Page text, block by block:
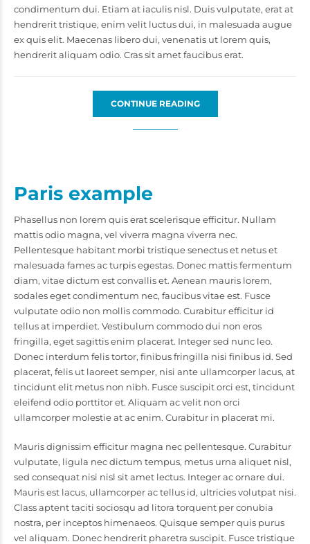
condimentum dui. Etiam at iaculis nisl. Duis vulputate, erat at
hendrerit tristique, enim velit luctus dui, in malesuada augue
ex quis elit. Maecenas libero dui, venenatis ut lorem quis,
hendrerit aliquam odio. Cras sit amet faucibus erat.
CONTINUE READING
Paris example
Phasellus non lorem quis erat scelerisque efficitur. Nullam
mattis odio magna, vel viverra magna viverra nec.
Pellentesque habitant morbi tristique senectus et netus et
malesuada fames ac turpis egestas. Donec mattis fermentum
diam, vitae dictum est convallis et. Aenean mauris lorem,
sodales eget condimentum nec, faucibus vitae est. Fusce
vulputate odio non mollis commodo. Curabitur efficitur id
tellus at imperdiet. Vestibulum commodo dui non eros
fringilla, eget sagittis enim placerat. Integer sed nunc leo.
Donec interdum felis tortor, finibus fringilla nisi finibus id. Sed
placerat, felis ut laoreet semper, nisi ante ullamcorper lacus, at
tincidunt elit metus non nibh. Fusce suscipit orci est, tincidunt
eleifend odio porttitor et. Aliquam ac velit non orci
ullamcorper molestie at ac enim. Curabitur in placerat mi.
Mauris dignissim efficitur magna nec pellentesque. Curabitur
vulputate, ligula nec dictum tempus, metus urna aliquet nisl,
sed consequat nisi nisl sit amet lectus. Integer ac ornare dui.
Mauris est lacus, ullamcorper ac tellus id, ultricies volutpat nisi.
Class aptent taciti sociosqu ad litora torquent per conubia
nostra, per inceptos himenaeos. Quisque semper quis purus
vel aliquam. Donec hendrerit pharetra suscipit. Fusce tristique